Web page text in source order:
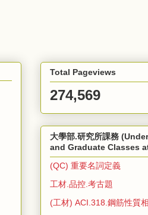
Total Pageviews
274,569
大學部.研究所課務
and Graduate Classes
(QC) 重要名詞定義
工材.品控.考古題
(工材) ACI.318.鋼筋性質